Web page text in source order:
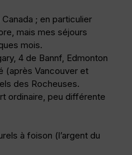
; en particulier
mais mes séjours
mois.
4 de Bannf, Edmonton
(après Vancouver et
des Rocheuses.
ordinaire, peu différente
à foison (l’argent du